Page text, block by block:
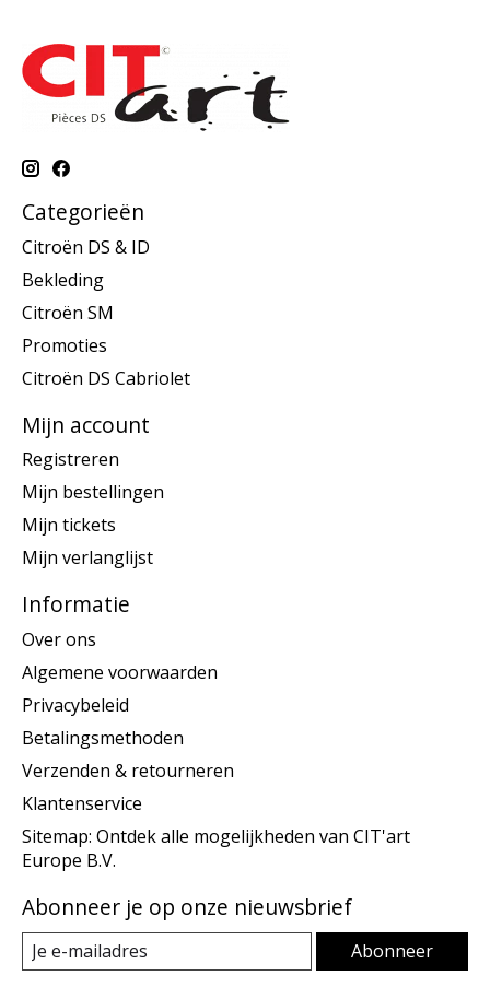
Categorieën
Citroën DS & ID
Bekleding
Citroën SM
Promoties
Citroën DS Cabriolet
Mijn account
Registreren
Mijn bestellingen
Mijn tickets
Mijn verlanglijst
Informatie
Over ons
Algemene voorwaarden
Privacybeleid
Betalingsmethoden
Verzenden & retourneren
Klantenservice
Sitemap: Ontdek alle mogelijkheden van CIT'art
Europe B.V.
Abonneer je op onze nieuwsbrief
Abonneer